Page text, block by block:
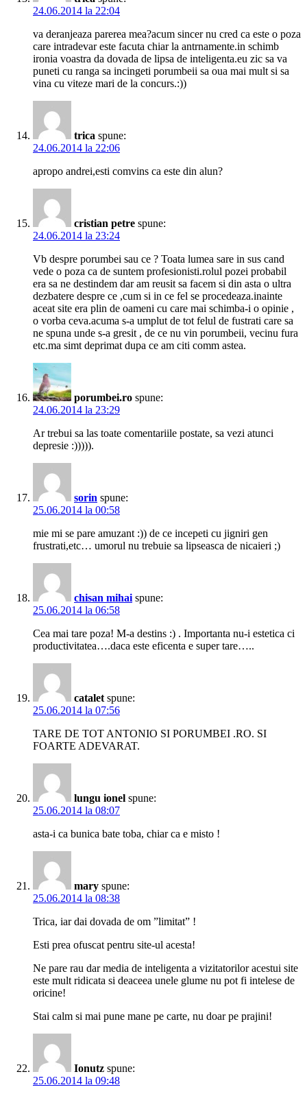
24.06.2014 la 22:04
va deranjeaza parerea mea?acum sincer nu cred ca este o poza
care intradevar este facuta chiar la antrnamente.in schimb
ironia voastra da dovada de lipsa de inteligenta.eu zic sa va
puneti cu ranga sa incingeti porumbeii sa oua mai mult si sa
vina cu viteze mari de la concurs.:))
trica spune:
24.06.2014 la 22:06
apropo andrei,esti comvins ca este din alun?
cristian petre spune:
24.06.2014 la 23:24
Vb despre porumbei sau ce ? Toata lumea sare in sus cand
vede o poza ca de suntem profesionisti.rolul pozei probabil
era sa ne destindem dar am reusit sa facem si din asta o ultra
dezbatere despre ce ,cum si in ce fel se procedeaza.inainte
aceat site era plin de oameni cu care mai schimba-i o opinie ,
o vorba ceva.acuma s-a umplut de tot felul de fustrati care sa
ne spuna unde s-a gresit , de ce nu vin porumbeii, vecinu fura
etc.ma simt deprimat dupa ce am citi comm astea.
porumbei.ro spune:
24.06.2014 la 23:29
Ar trebui sa las toate comentariile postate, sa vezi atunci
depresie :))))).
sorin spune:
25.06.2014 la 00:58
mie mi se pare amuzant :)) de ce incepeti cu jigniri gen
frustrati,etc… umorul nu trebuie sa lipseasca de nicaieri ;)
chisan mihai spune:
25.06.2014 la 06:58
Cea mai tare poza! M-a destins :) . Importanta nu-i estetica ci
productivitatea….daca este eficenta e super tare…..
catalet spune:
25.06.2014 la 07:56
TARE DE TOT ANTONIO SI PORUMBEI .RO. SI
FOARTE ADEVARAT.
lungu ionel spune:
25.06.2014 la 08:07
asta-i ca bunica bate toba, chiar ca e misto !
mary spune:
25.06.2014 la 08:38
Trica, iar dai dovada de om ”limitat” !
Esti prea ofuscat pentru site-ul acesta!
Ne pare rau dar media de inteligenta a vizitatorilor acestui site
este mult ridicata si deaceea unele glume nu pot fi intelese de
oricine!
Stai calm si mai pune mane pe carte, nu doar pe prajini!
Ionutz spune:
25.06.2014 la 09:48